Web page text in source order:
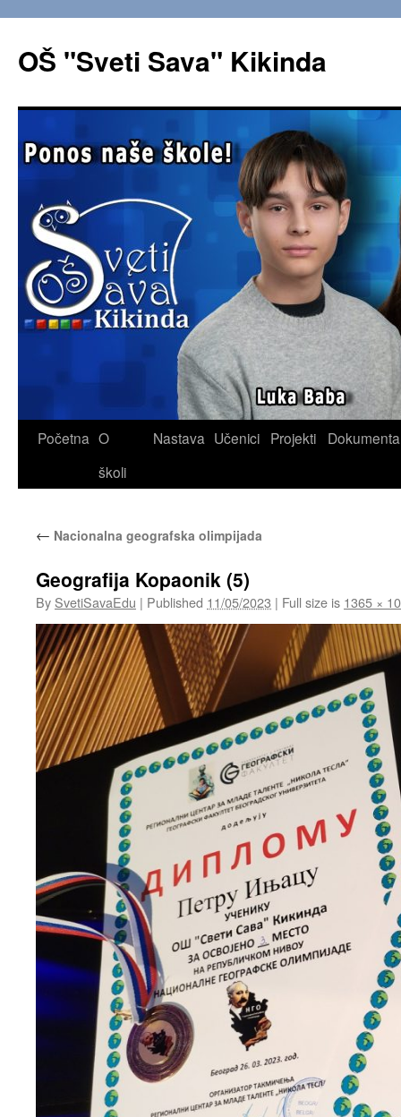
OŠ "Sveti Sava" Kikinda
Skip
Početna O
školi
Nastava Učenici Projekti Dokumenta
← Nacionalna geografska olimpijada
Geografija Kopaonik (5)
By SvetiSavaEdu | Published 11/05/2023 | Full size is 1365 ×